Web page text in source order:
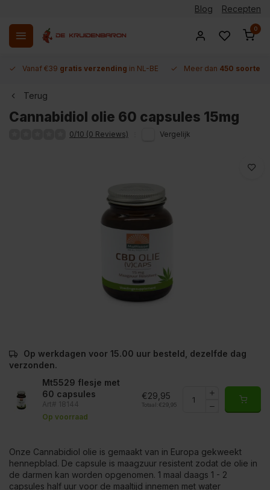
Blog Recepten
0
Vanaf €39 gratis verzending in NL-BE Meer dan 450 soorten
Terug
Cannabidiol olie 60 capsules 15mg
0/10 (0 Reviews) Vergelijk
Op werkdagen voor 15.00 uur besteld, dezelfde dag
verzonden.
Mt5529 flesje met
60 capsules
Art# 18144
Op voorraad
€29,95
Totaal: €29,95
Onze Cannabidiol olie is gemaakt van in Europa gekweekt
hennepblad. De capsule is maagzuur resistent zodat de olie in
de darmen kan worden opgenomen. 1 maal daags 1 - 2
capsules half uur voor de maaltijd innemen met water